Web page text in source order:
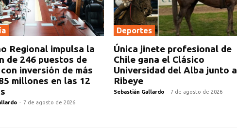
Regional impulsa la
de 246 puestos de
inversión de más
millones en las 12
- 7 de agosto de 2026
Deportes
Única jinete profesional de
Chile gana el Clásico
Universidad del Alba junto a
Ribeye
Sebastián Gallardo - 7 de agosto de 2026